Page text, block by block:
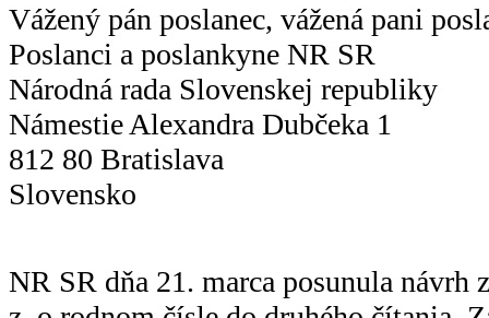
Vážený pán poslanec, vážená pani
Poslanci a poslankyne NR SR
Národná rada Slovenskej republiky
Námestie Alexandra Dubčeka 1
812 80 Bratislava
Slovensko
NR SR dňa 21. marca posunula návrh